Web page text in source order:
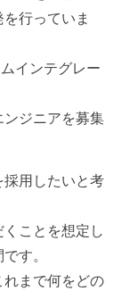
行っていま
インテグレー
ジニアを募集
用したいと考
ことを想定し
す。
まで何をどの